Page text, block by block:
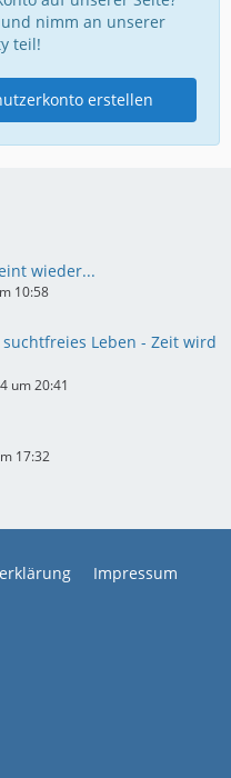
und nimm an unserer
teil!
erstellen
wieder...
10:58
Leben - Zeit wird
um 20:41
17:32
Impressum